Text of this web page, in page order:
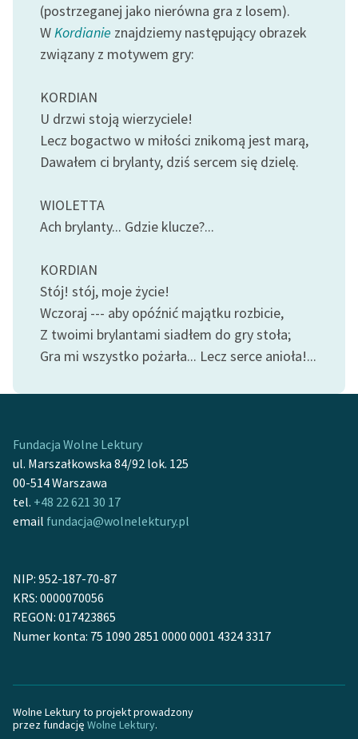
Ręce pełne poezji
Kolekcje edukacyjne
do domeny publicznej,
lektur szkolnych oraz
Starego Testamentu
Odkurzamy bohaterów
Szkoła Poezji Wolnych
Lektur
Kontakt
Zespół
Logotypy
Materiały promocyjne
Polityka prywatności
Dane fundacji i
sprawozdania finansowe
Regulamin darowizn
Deklaracja dostępności
(postrzeganej jako nierówna gra z losem).
WKordianie znajdziemy następujący obrazek
związany z motywem gry:
KORDIAN
U drzwi stoją wierzyciele!
Lecz bogactwo w miłości znikomą jest marą,
Dawałem ci brylanty, dziś sercem się dzielę.
WIOLETTA
Ach brylanty... Gdzie klucze?...
KORDIAN
Stój! stój, moje życie!
Wczoraj --- aby opóźnić majątku rozbicie,
Z twoimi brylantami siadłem do gry stoła;
Gra mi wszystko pożarła... Lecz serce anioła!...
Fundacja Wolne Lektury
ul. Marszałkowska 84/92 lok. 125
00-514 Warszawa
tel. +48 22 621 30 17
email fundacja@wolnelektury.pl
NIP: 952-187-70-87
KRS: 0000070056
REGON: 017423865
Numer konta: 75 1090 2851 0000 0001 4324 3317
Wolne Lektury to projekt prowadzony
przez fundację Wolne Lektury.